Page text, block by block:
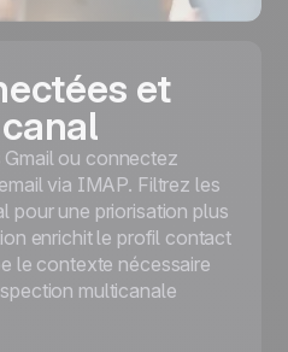
et
ou connectez
via IMAP. Filtrez les
pour une priorisation plus
enrichit le profil contact
le contexte nécessaire
multicanale